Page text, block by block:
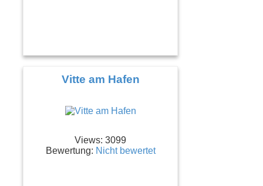
Vitte am Hafen
Views: 3099
Bewertung: Nicht bewertet